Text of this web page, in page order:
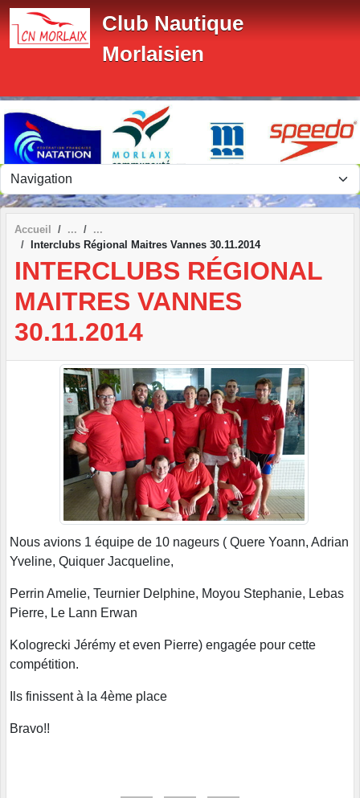
Club Nautique
Morlaisien
Accueil
Interclubs Régional Maitres Vannes 30.11.2014
INTERCLUBS RÉGIONAL
MAITRES VANNES
30.11.2014
Nous avions 1 équipe de 10 nageurs ( Quere Yoann, Adrian
Yveline, Quiquer Jacqueline,
Perrin Amelie, Teurnier Delphine, Moyou Stephanie, Lebas
Pierre, Le Lann Erwan
Kologrecki Jérémy et even Pierre) engagée pour cette
compétition.
Ils finissent à la 4ème place
Bravo!!
Panneau de gestion des cookies